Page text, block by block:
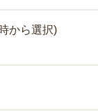
から選択)